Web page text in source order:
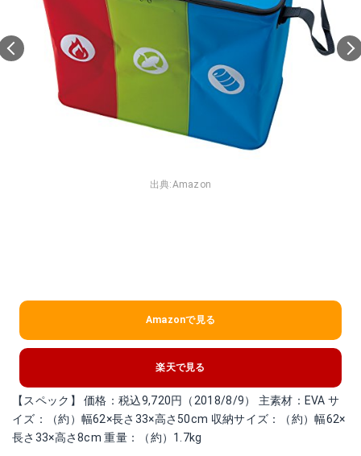
出典:Amazon
Amazonで見る
楽天で見る
【スペック】 価格：税込9,720円（2018/8/9） 主素材：EVA サ
イズ：（約）幅62×長さ33×高さ50cm 収納サイズ：（約）幅62×
長さ33×高さ8cm 重量：（約）1.7kg